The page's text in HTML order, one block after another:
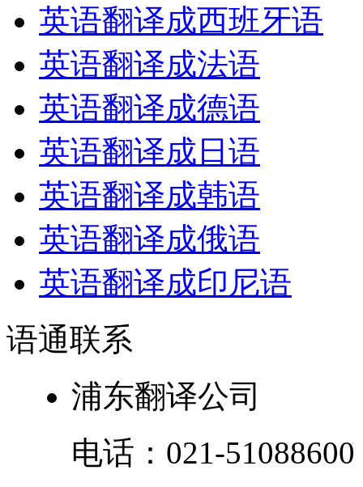
英语翻译成西班牙语
英语翻译成法语
英语翻译成德语
英语翻译成日语
英语翻译成韩语
英语翻译成俄语
英语翻译成印尼语
语通联系
浦东翻译公司
电话： 021-51088600